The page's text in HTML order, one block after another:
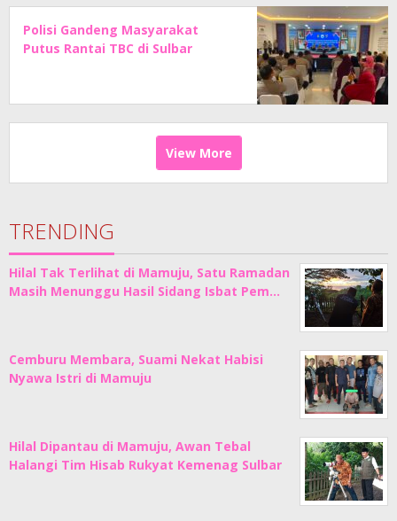
Polisi Gandeng Masyarakat
Putus Rantai TBC di Sulbar
View More
TRENDING
Hilal Tak Terlihat di Mamuju, Satu Ramadan
Masih Menunggu Hasil Sidang Isbat Pem…
Cemburu Membara, Suami Nekat Habisi
Nyawa Istri di Mamuju
Hilal Dipantau di Mamuju, Awan Tebal
Halangi Tim Hisab Rukyat Kemenag Sulbar